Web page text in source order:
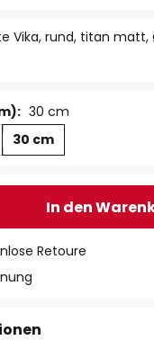
Vika, rund, titan
30 cm
30 cm
In den
Retoure